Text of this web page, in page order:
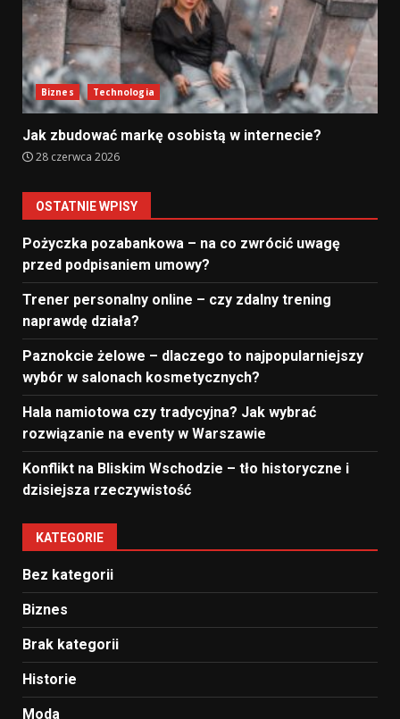
Biznes Technologia
Jak zbudować markę osobistą w internecie?
28 czerwca 2026
OSTATNIE WPISY
Pożyczka pozabankowa – na co zwrócić uwagę
przed podpisaniem umowy?
Trener personalny online – czy zdalny trening
naprawdę działa?
Paznokcie żelowe – dlaczego to najpopularniejszy
wybór w salonach kosmetycznych?
Hala namiotowa czy tradycyjna? Jak wybrać
rozwiązanie na eventy w Warszawie
Konflikt na Bliskim Wschodzie – tło historyczne i
dzisiejsza rzeczywistość
KATEGORIE
Bez kategorii
Biznes
Brak kategorii
Historie
Moda